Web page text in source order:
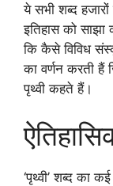
ये सभी शब्द
इतिहास को
कि कैसे विविध
का वर्णन करती हैं
पृथ्वी कहते हैं।
‘पृथ्वी’ शब्द का